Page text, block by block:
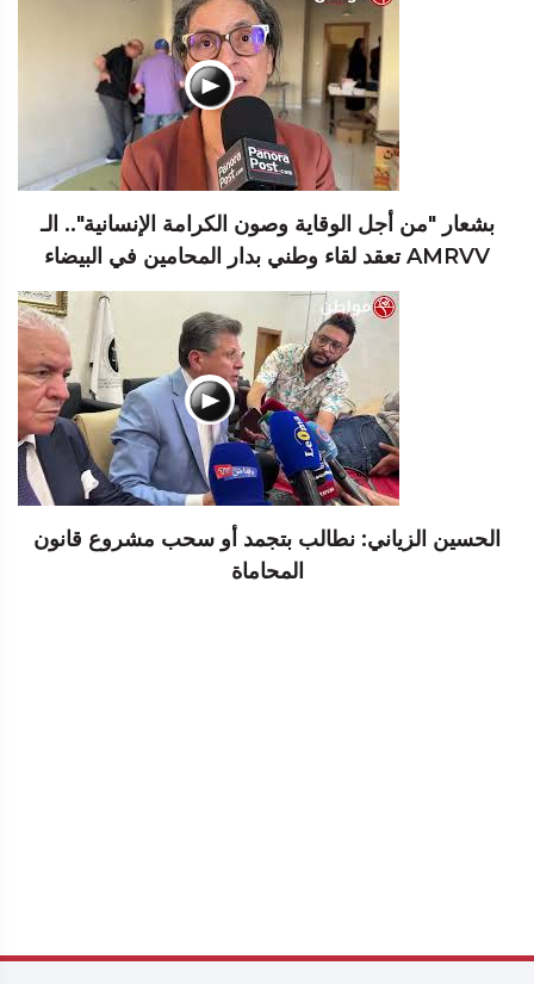
بشعار "من أجل الوقاية وصون الكرامة الإنسانية".. الـ
AMRVV تعقد لقاء وطني بدار المحامين في البيضاء
الحسين الزياني: نطالب بتجمد أو سحب مشروع قانون
المحاماة